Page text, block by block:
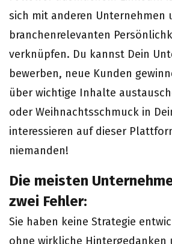
sich mit anderen Unternehmen
branchenrelevanten
verknüpfen. Du kannst Dein
bewerben, neue Kunden
über wichtige Inhalte
oder Weihnachtsschmuck in
interessieren auf dieser
niemanden!
Die meisten
zwei Fehler:
Sie haben keine Strategie
ohne wirkliche Hintergedanken